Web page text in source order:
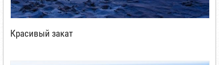
Красивый закат